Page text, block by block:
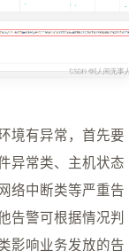
境有异常，首先要
异常类、主机状态
络中断类等严重告
告警可根据情况判
影响业务发放的告